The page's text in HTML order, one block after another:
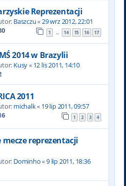
Reprezentacji
Baszczu«29 wrz 2012, 22:01
1 … 14 15 16 17
2014 w Brazylii
Kusy« 12 lis 2011, 14:10
2011
michalk« 19 lip 2011, 09:57
1 2 3 4
reprezentacji
Dominho«9 lip 2011, 18:36